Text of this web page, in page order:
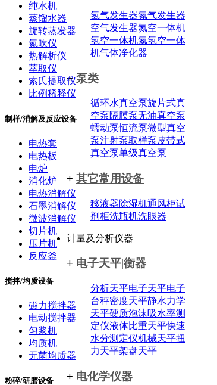
氢气发生器氮气发生器
空气发生器氮空一体机
氢空一体机氮氢空一体
机气体净化器
+泵类
循环水真空泵旋片式真
空泵隔膜泵无油真空泵
蠕动泵恒流泵微型真空
泵注射泵取样泵皮带式
真空泵单级真空泵
+ 其它常用设备
移液器除湿机通风柜试
剂柜洗瓶机洗眼器
计量及分析仪器
+ 电子天平|衡器
分析天平电子天平电子
台秤密度天平静水力学
天平硬质泡沫吸水率测
定仪液体比重天平快速
水分测定仪机械天平扭
力天平架盘天平
+ 电化学仪器
纯水机
蒸馏水器
旋转蒸发器
氮吹仪
热解析仪
萃取仪
索氏提取仪
比例稀释仪
制样/消解及反应设备
电热套
电热板
电炉
消化炉
电热消解仪
石墨消解仪
微波消解仪
切片机
压片机
反应釜
搅拌/均质设备
磁力搅拌器
电动搅拌器
匀浆机
均质机
无菌均质器
粉碎/研磨设备